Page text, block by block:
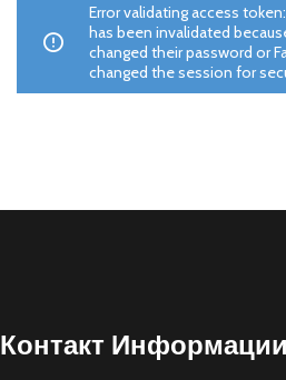
Error validating access
has been invalidated
changed their password or
changed the session for
Контакт Информации